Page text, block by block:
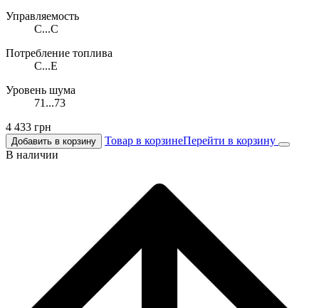
Управляемость
C...C
Потребление топлива
C...E
Уровень шума
71...73
4 433 грн
Добавить в корзину Товар в корзинеПерейти в корзину
В наличии